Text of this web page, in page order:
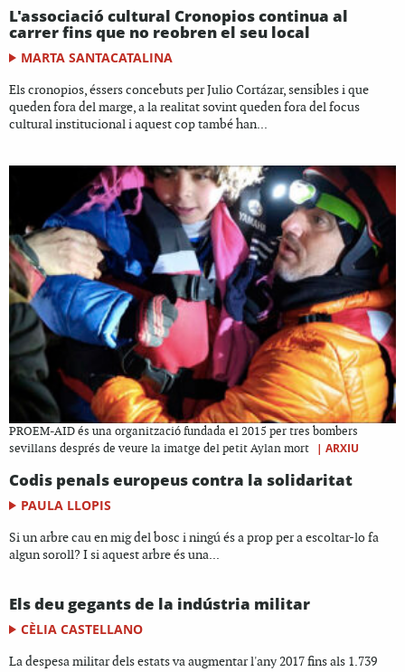
L'associació cultural Cronopios continua al
carrer fins que no reobren el seu local
MARTA SANTACATALINA
Els cronopios, éssers concebuts per Julio Cortázar, sensibles i que
queden fora del marge, a la realitat sovint queden fora del focus
cultural institucional i aquest cop també han...
PROEM-AID és una organització fundada el 2015 per tres bombers
sevillans després de veure la imatge del petit Aylan mort
| ARXIU
Codis penals europeus contra la solidaritat
PAULA LLOPIS
Si un arbre cau en mig del bosc i ningú és a prop per a escoltar-lo fa
algun soroll? I si aquest arbre és una...
Els deu gegants de la indústria militar
CÈLIA CASTELLANO
La despesa militar dels estats va augmentar l'any 2017 fins als 1.739